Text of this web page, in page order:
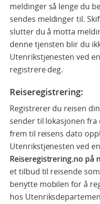
meldinger så lenge du
sendes meldinger til.
slutter du å motta
denne tjensten blir du
Utenrikstjenesten ved
registrere deg.
Reiseregistrering:
Registrerer du reisen
sender til lokasjonen
frem til reisens dato
Utenrikstjenesten ved
Reiseregistrering.no på
et tilbud til reisende
benytte mobilen for å
hos